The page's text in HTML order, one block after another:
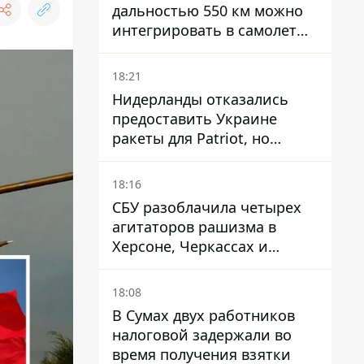
дальностью 550 км можно
интегрировать в самолеты
ВСУ, но есть нюансы.
18:21
Нидерланды отказались
предоставить Украине
ракеты для Patriot, но
готовы помочь иначе
18:16
СБУ разоблачила четырех
агитаторов рашизма в
Херсоне, Черкассах и
Сумской области
18:08
В Сумах двух работников
налоговой задержали во
время получения взятки